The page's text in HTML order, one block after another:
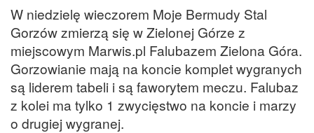
W niedzielę wieczorem Moje Bermudy Stal
Gorzów zmierzą się w Zielonej Górze z
miejscowym Marwis.pl Falubazem Zielona Góra.
Gorzowianie mają na koncie komplet wygranych
są liderem tabeli i są faworytem meczu. Falubaz
z kolei ma tylko 1 zwycięstwo na koncie i marzy
o drugiej wygranej.